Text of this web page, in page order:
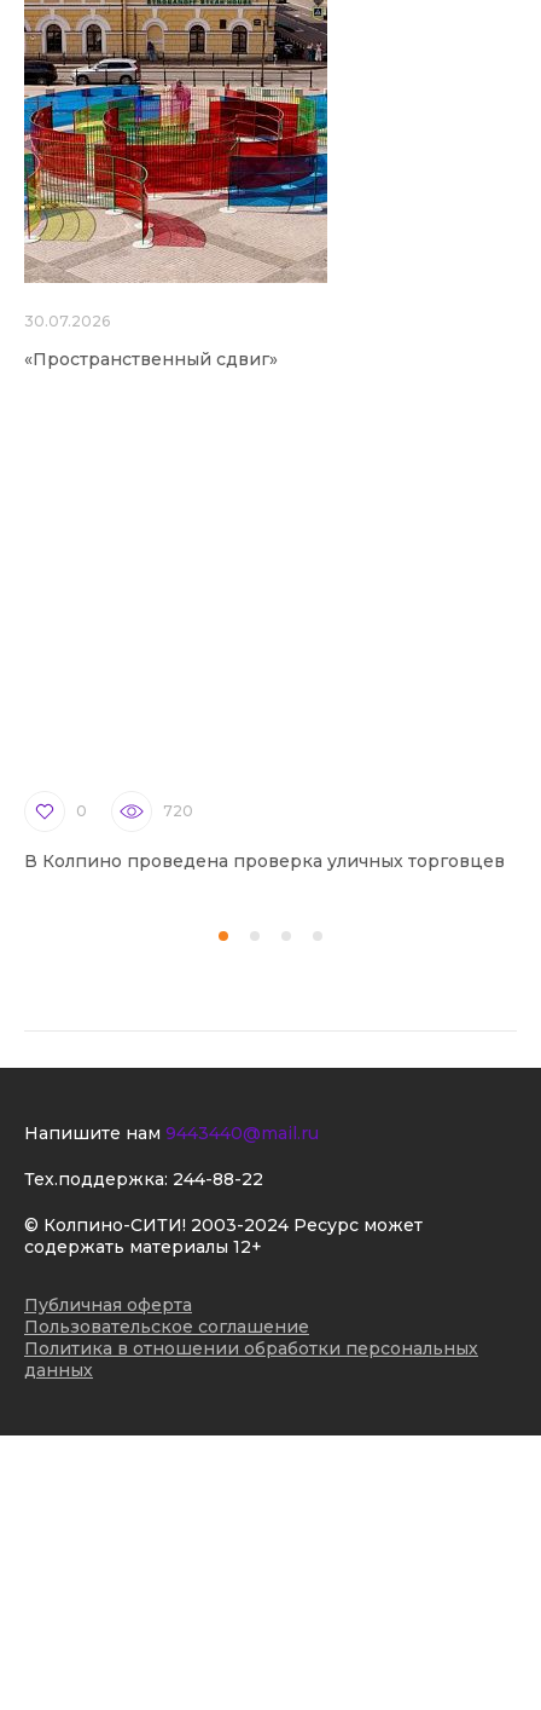
30.07.2026
«Пространственный сдвиг»
0 720
В Колпино проведена проверка уличных торговцев
© Колпино-СИТИ! 2003-2024 Ресурс может
содержать материалы 12+
Публичная оферта
Пользовательское соглашение
Политика в отношении обработки персональных
данных
Напишите нам 9443440@mail.ru
Тех.поддержка: 244-88-22